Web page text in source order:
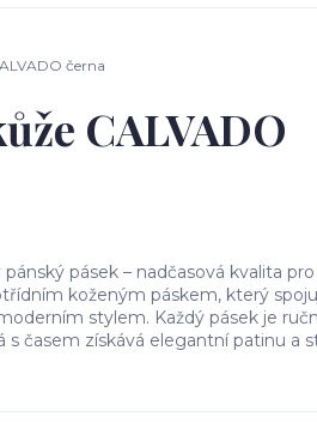
černa
CALVADO
pásek – nadčasová kvalita
koženým páskem, který
stylem. Každý pásek je
s časem získává elegantní patinu a